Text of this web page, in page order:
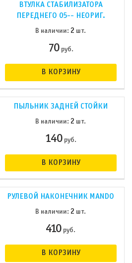
ВТУЛКА СТАБИЛИЗАТОРА
ПЕРЕДНЕГО 05-- НЕОРИГ.
В наличии:2 шт.
70руб.
В КОРЗИНУ
ПЫЛЬНИК ЗАДНЕЙ СТОЙКИ
В наличии:2 шт.
140руб.
В КОРЗИНУ
РУЛЕВОЙ НАКОНЕЧНИК MANDO
В наличии: 2 шт.
410 руб.
В КОРЗИНУ